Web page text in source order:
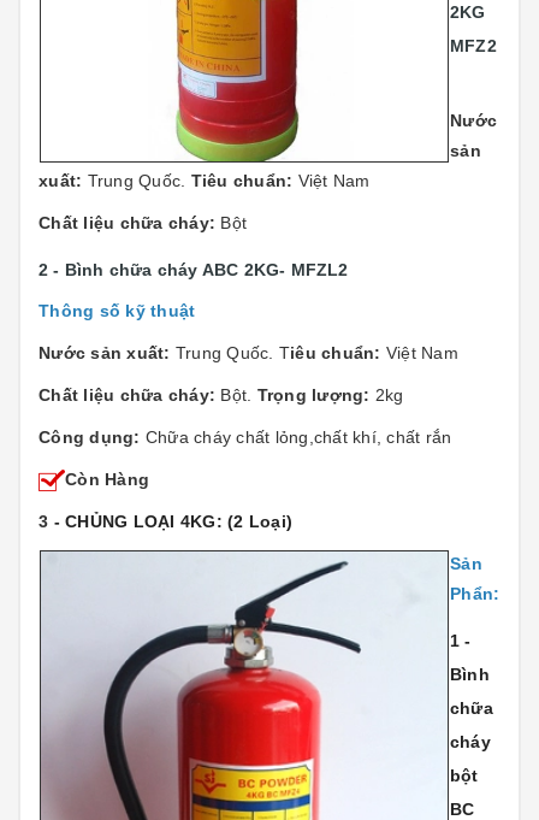
2KG
MFZ2
Nước
sản
xuất: Trung Quốc. Tiêu chuẩn: Việt Nam
Chất liệu chữa cháy: Bột
2 - Bình chữa cháy ABC 2KG- MFZL2
Thông số kỹ thuật
Nước sản xuất: Trung Quốc. Tiêu chuẩn: Việt Nam
Chất liệu chữa cháy: Bột. Trọng lượng: 2kg
Công dụng: Chữa cháy chất lỏng,chất khí, chất rắn
Còn Hàng
3 - CHỦNG LOẠI 4KG: (2 Loại)
Sản
Phẩn:
1 -
Bình
chữa
cháy
bột
BC